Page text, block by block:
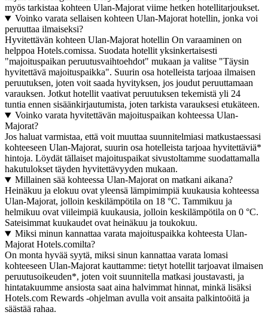
myös tarkistaa kohteen Ulan-Majorat viime hetken hotellitarjoukset.
Voinko varata sellaisen kohteen Ulan-Majorat hotellin, jonka voi
peruuttaa ilmaiseksi?
Hyvitettävän kohteen Ulan-Majorat hotellin On varaaminen on
helppoa Hotels.comissa. Suodata hotellit yksinkertaisesti
"majoituspaikan peruutusvaihtoehdot" mukaan ja valitse "Täysin
hyvitettävä majoituspaikka". Suurin osa hotelleista tarjoaa ilmaisen
peruutuksen, joten voit saada hyvityksen, jos joudut peruuttamaan
varauksen. Jotkut hotellit vaativat peruutuksen tekemistä yli 24
tuntia ennen sisäänkirjautumista, joten tarkista varauksesi etukäteen.
Voinko varata hyvitettävän majoituspaikan kohteessa Ulan-
Majorat?
Jos haluat varmistaa, että voit muuttaa suunnitelmiasi matkustaessasi
kohteeseen Ulan-Majorat, suurin osa hotelleista tarjoaa hyvitettäviä*
hintoja. Löydät tällaiset majoituspaikat sivustoltamme suodattamalla
hakutulokset täyden hyvitettävyyden mukaan.
Millainen sää kohteessa Ulan-Majorat on matkani aikana?
Heinäkuu ja elokuu ovat yleensä lämpimimpiä kuukausia kohteessa
Ulan-Majorat, jolloin keskilämpötila on 18 °C. Tammikuu ja
helmikuu ovat viileimpiä kuukausia, jolloin keskilämpötila on 0 °C.
Sateisimmat kuukaudet ovat heinäkuu ja toukokuu.
Miksi minun kannattaa varata majoituspaikka kohteesta Ulan-
Majorat Hotels.comilta?
On monta hyvää syytä, miksi sinun kannattaa varata lomasi
kohteeseen Ulan-Majorat kauttamme: tietyt hotellit tarjoavat ilmaisen
peruutusoikeuden*, joten voit suunnitella matkasi joustavasti, ja
hintatakuumme ansiosta saat aina halvimmat hinnat, minkä lisäksi
Hotels.com Rewards -ohjelman avulla voit ansaita palkintoöitä ja
säästää rahaa.